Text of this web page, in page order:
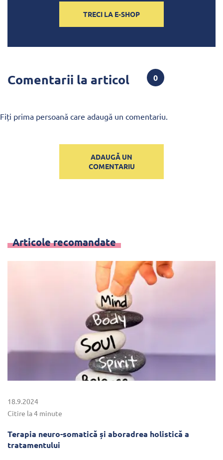
TRECI LA E-SHOP
Comentarii la articol 0
Fiți prima persoană care adaugă un comentariu.
ADAUGĂ UN
COMENTARIU
Articole recomandate
18.9.2024
Citire la 4 minute
Terapia neuro-somatică și aboradrea holistică a
tratamentului